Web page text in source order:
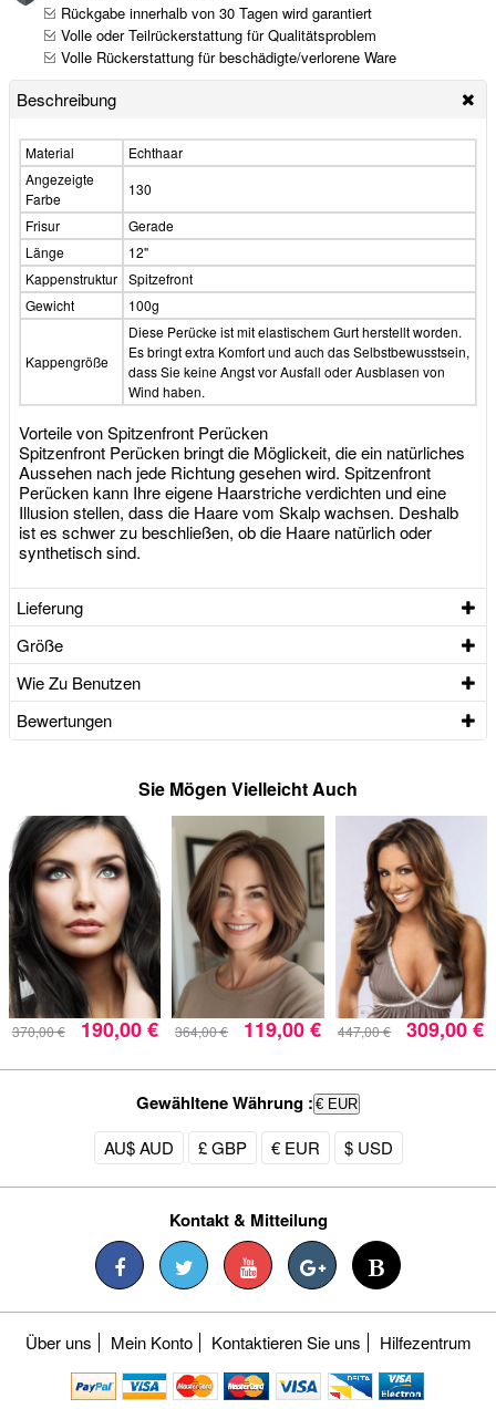
Rückgabe innerhalb von 30 Tagen wird garantiert
Volle oder Teilrückerstattung für Qualitätsproblem
Volle Rückerstattung für beschädigte/verlorene Ware
Beschreibung
Material
Echthaar
Angezeigte
Farbe
130
Frisur
Gerade
Länge
12"
Kappenstruktur Spitzefront
Gewicht
100g
Kappengröße
Diese Perücke ist mit elastischem Gurt herstellt worden.
Es bringt extra Komfort und auch das Selbstbewusstsein,
dass Sie keine Angst vor Ausfall oder Ausblasen von
Wind haben.
Vorteile von Spitzenfront Perücken
Spitzenfront Perücken bringt die Möglickeit, die ein natürliches
Aussehen nach jede Richtung gesehen wird. Spitzenfront
Perücken kann Ihre eigene Haarstriche verdichten und eine
Illusion stellen, dass die Haare vom Skalp wachsen. Deshalb
ist es schwer zu beschließen, ob die Haare natürlich oder
synthetisch sind.
Lieferung
Größe
Wie Zu Benutzen
Bewertungen
Sie Mögen Vielleicht Auch
370,00 € 190,00 € 364,00 € 119,00 € 447,00 € 309,00 €
Gewähltene Währung : € EUR
AU$ AUD £ GBP € EUR $ USD
Kontakt & Mitteilung
Über uns Mein Konto Kontaktieren Sie uns Hilfezentrum